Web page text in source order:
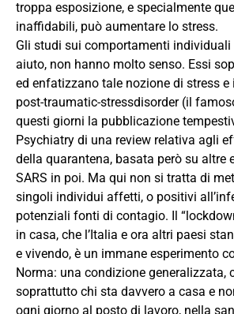
troppa esposizione, e specialmente
inaffidabili, può aumentare lo stress.
Gli studi sui comportamenti
aiuto, non hanno molto senso. Essi
ed enfatizzano tale nozione di stress e
post-traumatic-stressdisorder (il
questi giorni la pubblicazione
Psychiatry di una review relativa agli
della quarantena, basata però su altre
SARS in poi. Ma qui non si tratta di
singoli individui affetti, o positivi
potenziali fonti di contagio. Il
in casa, che l’Italia e ora altri paesi
e vivendo, è un immane esperimento
Norma: una condizione generalizzata,
soprattutto chi sta davvero a casa e
ogni giorno al posto di lavoro, nella